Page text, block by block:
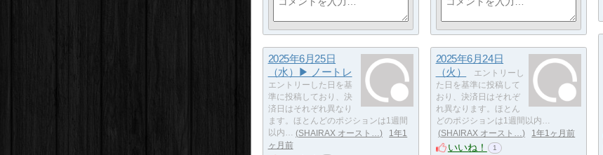
2025年6月25日
（水）▶ ノートレ
エントリーした日を基
準に投稿しており、決
済日はそれぞれ異なり
ます。ほとんどのポジションは1週間
以内…
SHAIRAX オースト…
1年1
ヶ月前
2025年6月24日
（火）
エントリーし
た日を基準に投稿して
おり、決済日はそれぞ
れ異なります。ほとん
どのポジションは1週間以内…
SHAIRAX オースト…
1年1ヶ月前
いいね！ 1